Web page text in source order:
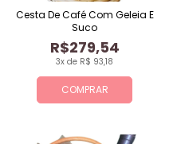
COMPRAR
3x de R$ 93,18
R$279,54
Cesta De Café Com Geleia E
Suco